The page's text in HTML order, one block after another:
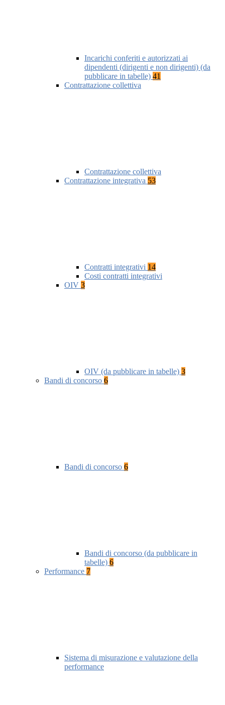
Incarichi conferiti e autorizzati ai
dipendenti (dirigenti e non dirigenti) (da
pubblicare in tabelle) 41
Contrattazione collettiva
Contrattazione collettiva
Contrattazione integrativa 53
Contratti integrativi 14
Costi contratti integrativi
OIV 3
OIV (da pubblicare in tabelle) 3
Bandi di concorso 6
Bandi di concorso 6
Bandi di concorso (da pubblicare in
tabelle) 6
Performance 7
Sistema di misurazione e valutazione della
performance